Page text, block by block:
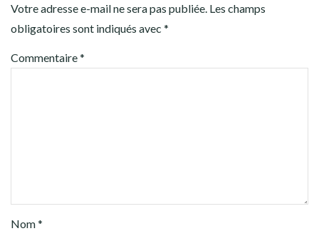
Votre adresse e-mail ne sera pas publiée. Les champs
obligatoires sont indiqués avec *
Commentaire*
Nom*